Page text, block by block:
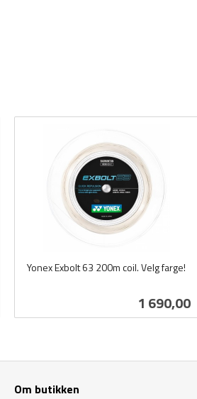
Yonex Exbolt 63 200m coil. Velg farge!
Pris
1 690,00
Om butikken